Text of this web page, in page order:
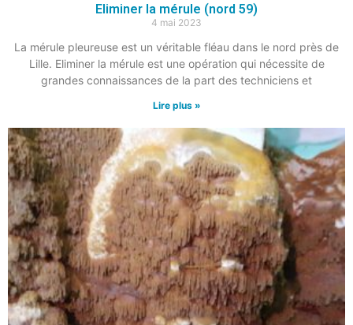
Eliminer la mérule (nord 59)
4 mai 2023
La mérule pleureuse est un véritable fléau dans le nord près de
Lille. Eliminer la mérule est une opération qui nécessite de
grandes connaissances de la part des techniciens et
Lire plus »